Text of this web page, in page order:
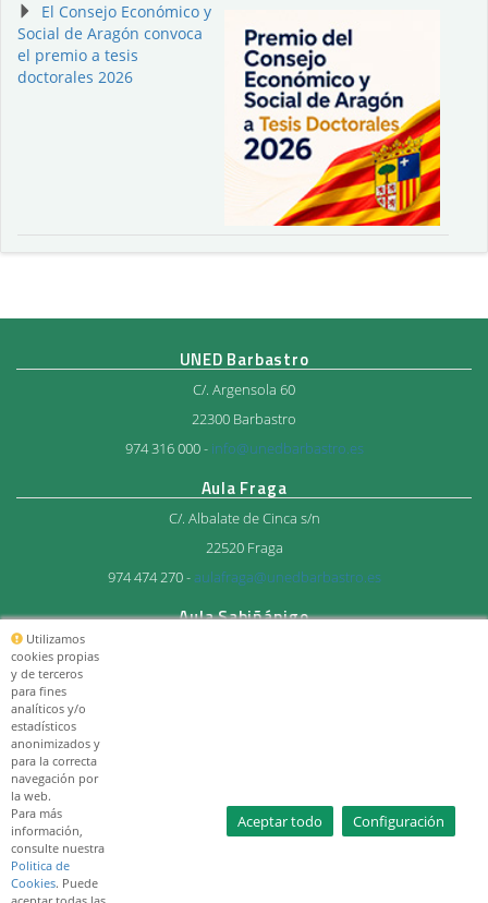
El Consejo Económico y
Social de Aragón convoca
el premio a tesis
doctorales 2026
UNED Barbastro
C/. Argensola 60
22300 Barbastro
974 316 000 - info@unedbarbastro.es
Aula Fraga
C/. Albalate de Cinca s/n
22520 Fraga
974 474 270 -aulafraga@unedbarbastro.es
Aula Sabiñánigo
Utilizamos
cookies propias
y de terceros
para fines
analíticos y/o
estadísticos
anonimizados y
para la correcta
navegación por
la web.
Para más
información,
consulte nuestra
Politica de
Cookies. Puede
Aceptar todo Configuración